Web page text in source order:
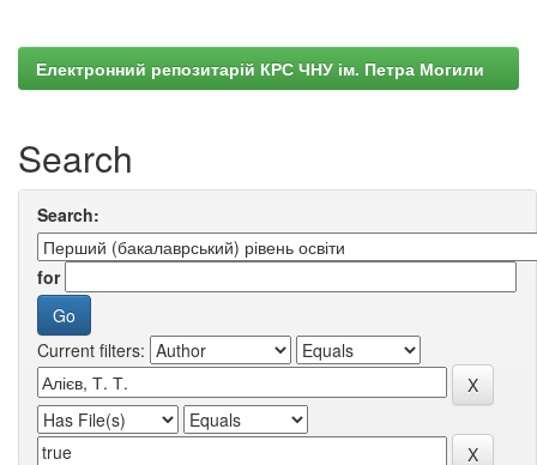
Електронний репозитарій КРС ЧНУ ім. Петра Могили
Search
Search:
for
Current filters: